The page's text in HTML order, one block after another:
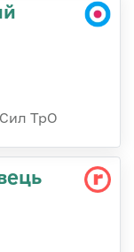
ТрО